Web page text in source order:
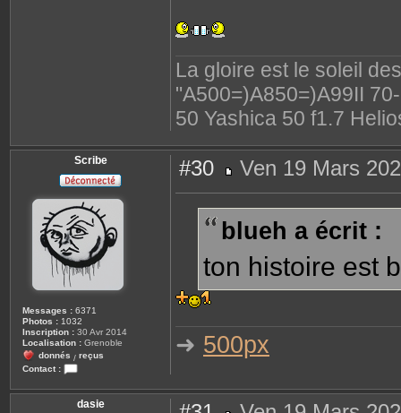
La gloire est le soleil
"A500=)A850=)A99II
50 Yashica 50 f1.7
Scribe
Messages : 6371
Photos : 1032
Inscription : 30 Avr 2014
Localisation : Grenoble
donnés / reçus
Contact :
o
n
#30
e
a
g
Ven 19 Mars
blueh a écrit :
ton histoire est
➜ 500px
dasie